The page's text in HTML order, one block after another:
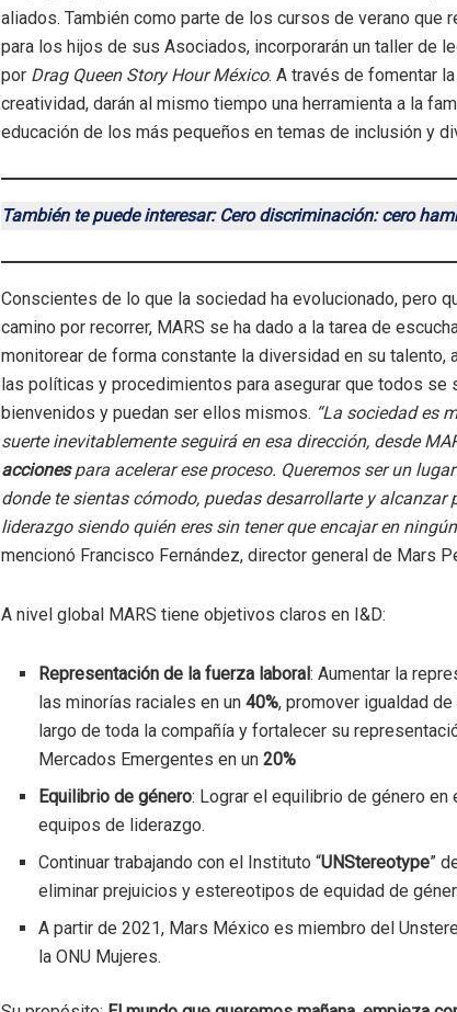
aliados. También como parte de los cursos de verano que
para los hijos de sus Asociados, incorporarán un taller de
por Drag Queen Story Hour México. A través de fomentar
creatividad, darán al mismo tiempo una herramienta a la
educación de los más pequeños en temas de inclusión y
También te puede interesar: Cero discriminación: cero
Conscientes de lo que la sociedad ha evolucionado, pero
camino por recorrer, MARS se ha dado a la tarea de
monitorear de forma constante la diversidad en su talento,
las políticas y procedimientos para asegurar que todos se
bienvenidos y puedan ser ellos mismos. “La sociedad es
suerte inevitablemente seguirá en esa dirección, desde
accionespara acelerar ese proceso. Queremos ser un
donde te sientas cómodo, puedas desarrollarte y alcanzar
liderazgo siendo quién eres sin tener que encajar en
mencionó Francisco Fernández, director general de Mars
A nivel global MARS tiene objetivos claros en I&D:
Representación de la fuerza laboral: Aumentar la
las minorías raciales en un40%, promover igualdad
largo de toda la compañía y fortalecer su
Mercados Emergentes en un20%
Equilibrio de género: Lograr el equilibrio de género en
equipos de liderazgo.
Continuar trabajando con el Instituto “UNStereotype”
eliminar prejuicios y estereotipos de equidad de
A partir de 2021, Mars México es miembro del
la ONU Mujeres.